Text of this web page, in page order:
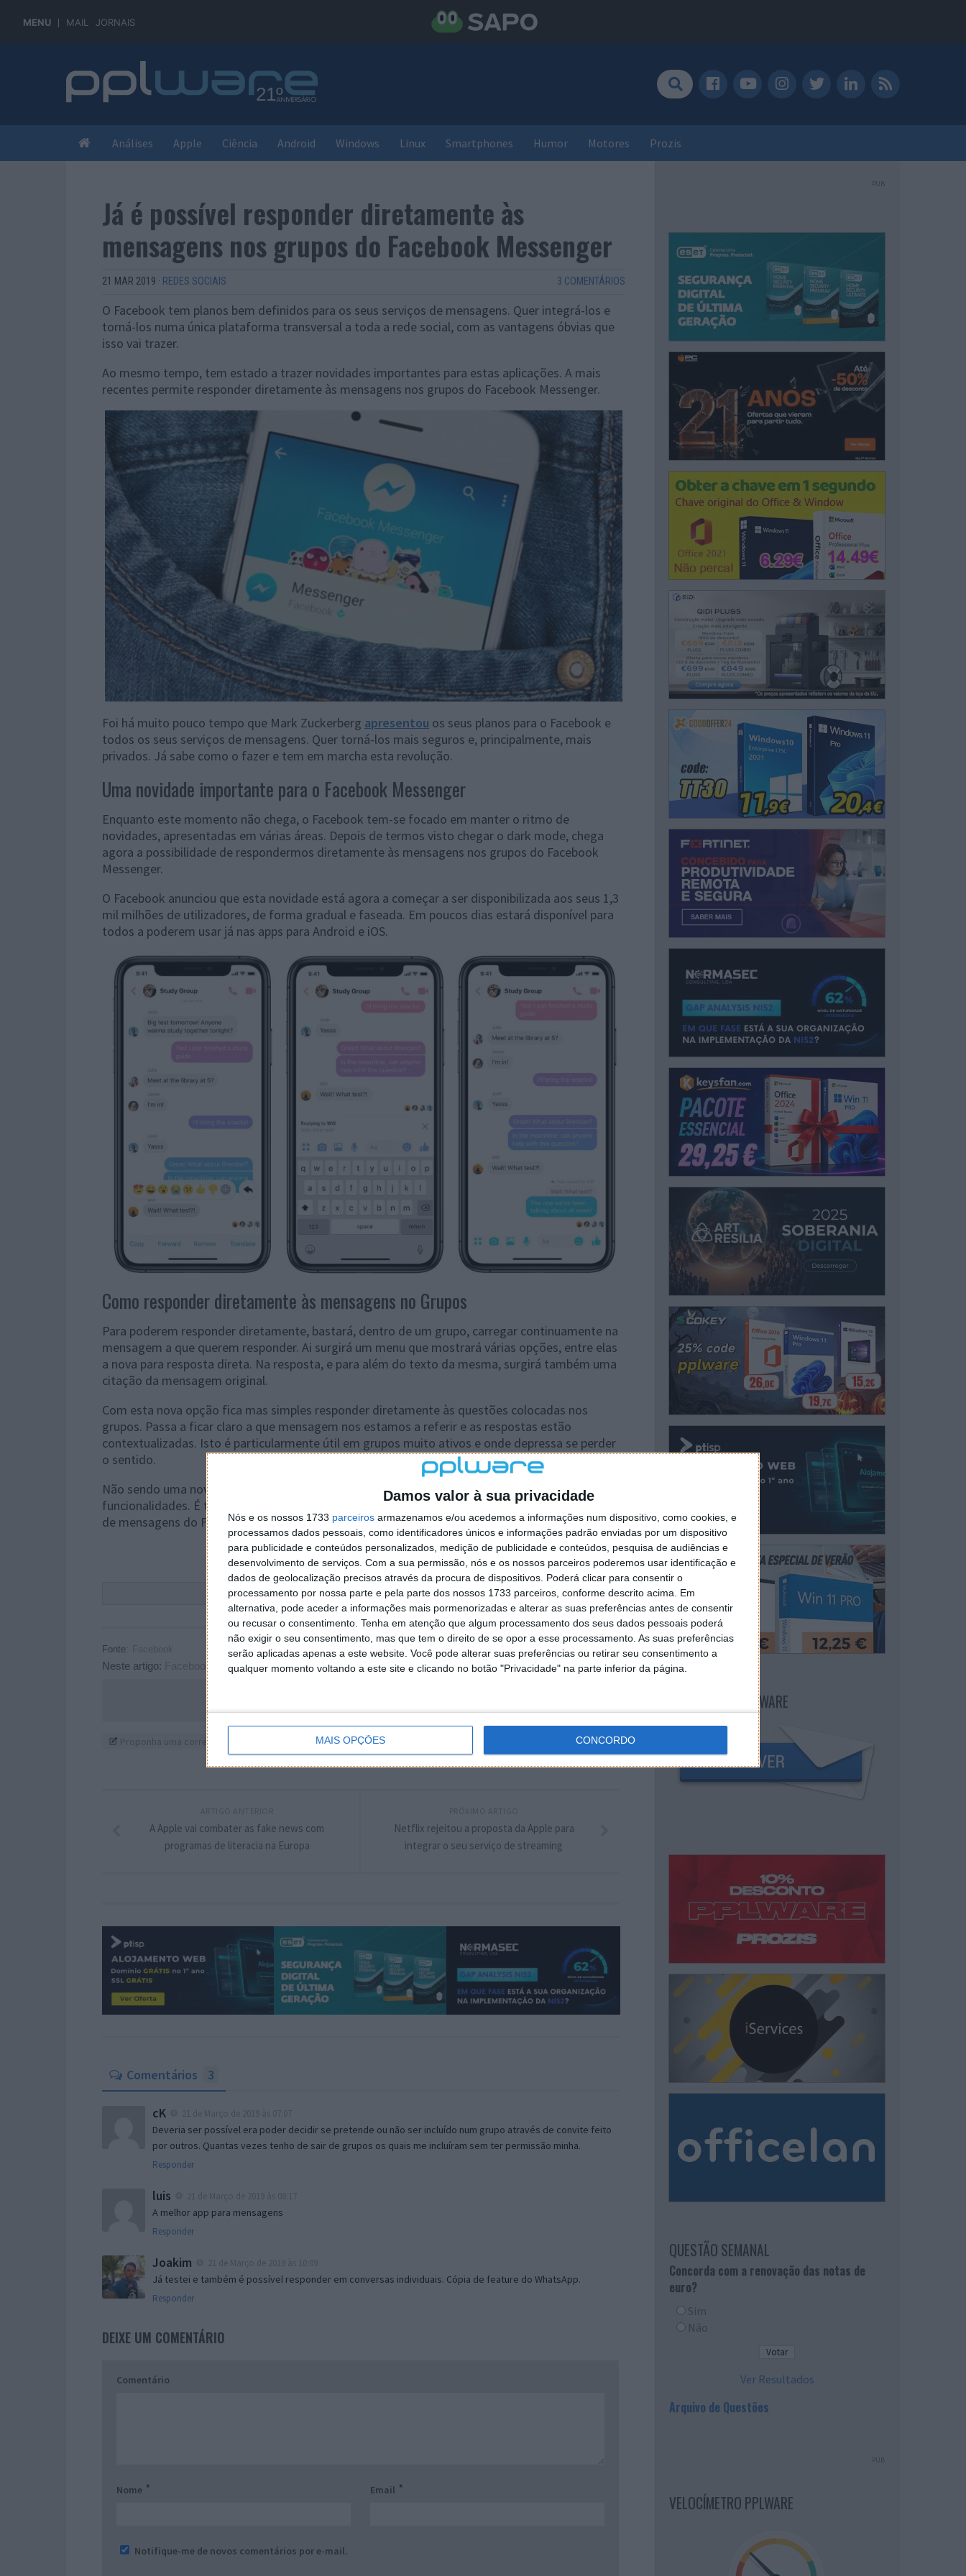
Damos valor à sua privacidade
Nós e os nossos 1733 parceiros armazenamos e/ou acedemos a informações num dispositivo, como cookies, e
processamos dados pessoais, como identificadores únicos e informações padrão enviadas por um dispositivo
para publicidade e conteúdos personalizados, medição de publicidade e conteúdos, pesquisa de audiências e
desenvolvimento de serviços. Com a sua permissão, nós e os nossos parceiros poderemos usar identificação e
dados de geolocalização precisos através da procura de dispositivos. Poderá clicar para consentir o
processamento por nossa parte e pela parte dos nossos 1733 parceiros, conforme descrito acima. Em
alternativa, pode aceder a informações mais pormenorizadas e alterar as suas preferências antes de consentir
ou recusar o consentimento. Tenha em atenção que algum processamento dos seus dados pessoais poderá
não exigir o seu consentimento, mas que tem o direito de se opor a esse processamento. As suas preferências
serão aplicadas apenas a este website. Você pode alterar suas preferências ou retirar seu consentimento a
qualquer momento voltando a este site e clicando no botão "Privacidade" na parte inferior da página.
MAIS OPÇÕES CONCORDO
MENU MAIL JORNAIS
Análises Apple Ciência Android Windows Linux Smartphones Humor Motores Prozis
Já é possível responder diretamente às
mensagens nos grupos do Facebook Messenger
21 MAR 2019 · REDES SOCIAIS 3 COMENTÁRIOS
O Facebook tem planos bem definidos para os seus serviços de mensagens. Quer integrá-los e
torná-los numa única plataforma transversal a toda a rede social, com as vantagens óbvias que
isso vai trazer.
Ao mesmo tempo, tem estado a trazer novidades importantes para estas aplicações. A mais
recentes permite responder diretamente às mensagens nos grupos do Facebook Messenger.
Foi há muito pouco tempo que Mark Zuckerberg apresentou os seus planos para o Facebook e
todos os seus serviços de mensagens. Quer torná-los mais seguros e, principalmente, mais
privados. Já sabe como o fazer e tem em marcha esta revolução.
Uma novidade importante para o Facebook Messenger
Enquanto este momento não chega, o Facebook tem-se focado em manter o ritmo de
novidades, apresentadas em várias áreas. Depois de termos visto chegar o dark mode, chega
agora a possibilidade de respondermos diretamente às mensagens nos grupos do Facebook
Messenger.
O Facebook anunciou que esta novidade está agora a começar a ser disponibilizada aos seus 1,3
mil milhões de utilizadores, de forma gradual e faseada. Em poucos dias estará disponível para
todos a poderem usar já nas apps para Android e iOS.
Como responder diretamente às mensagens no Grupos
Para poderem responder diretamente, bastará, dentro de um grupo, carregar continuamente na
mensagem a que querem responder. Ai surgirá um menu que mostrará várias opções, entre elas
a nova para resposta direta. Na resposta, e para além do texto da mesma, surgirá também uma
citação da mensagem original.
Com esta nova opção fica mas simples responder diretamente às questões colocadas nos
grupos. Passa a ficar claro a que mensagem nos estamos a referir e as respostas estão
contextualizadas. Isto é particularmente útil em grupos muito ativos e onde depressa se perder
o sentido.
Não sendo uma novidade em muitos serviços de mensagens, é o abrir da porta para muitas mais
funcionalidades. É também a forma de mais tarde distribuir esta novidade pelas restantes apps
de mensagens do Facebook.
Este artigo tem mais de um ano
Fonte:
Neste artigo: Facebook grupos,mensagens, messenger,responder
Proponha uma correção, faça uma sugestão Pedro Simões
Netflix rejeitou a proposta da Apple para
integrar o seu serviço de streaming
A Apple vai combater as fake news com
programas de literacia na Europa
Comentários 3
cK
Deveria ser possível era poder decidir se pretende ou não ser incluído num grupo através de convite feito
por outros. Quantas vezes tenho de sair de grupos os quais me incluíram sem ter permissão minha.
Responder
luis
A melhor app para mensagens
Responder
Joakim
Já testei e também é possível responder em conversas individuais. Cópia de feature do WhatsApp.
Responder
DEIXE UM COMENTÁRIO
Comentário
Nome * Email *
Notifique-me de novos comentários por e-mail.
PUB
NEWSLETTER PPLWARE
QUESTÃO SEMANAL
Concorda com a renovação das notas de
euro?
Sim
Não
Ver Resultados
Arquivo de Questões
PUB
VELOCÍMETRO PPLWARE